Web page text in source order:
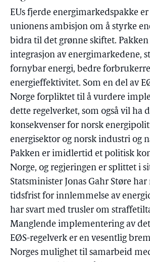
EUs fjerde energimarkedspakke
unionens ambisjon om å styrke
bidra til det grønne skiftet.
integrasjon av energimarkedene,
fornybar energi, bedre
energieffektivitet. Som en del av
Norge forpliktet til å vurdere
dette regelverket, som også vil ha
konsekvenser for norsk
energisektor og norsk industri og
Pakken er imidlertid et politisk
Norge, og regjeringen er splittet i
Statsminister Jonas Gahr Støre
tidsfrist for innlemmelse av
har svart med trusler om
Manglende implementering av
EØS-regelverk er en vesentlig
Norges mulighet til samarbeid